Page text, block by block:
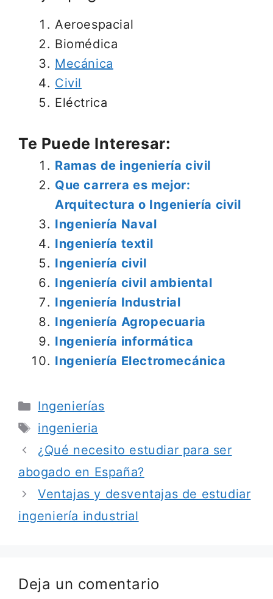
Aeroespacial
Biomédica
Mecánica
Civil
Eléctrica
Te Puede Interesar:
Ramas de ingeniería civil
Que carrera es mejor:
Arquitectura o Ingeniería civil
Ingeniería Naval
Ingeniería textil
Ingeniería civil
Ingeniería civil ambiental
Ingeniería Industrial
Ingeniería Agropecuaria
Ingeniería informática
Ingeniería Electromecánica
Categorías
Ingenierías
Etiquetas
ingenieria
¿Qué necesito estudiar para ser
abogado en España?
Ventajas y desventajas de estudiar
ingeniería industrial
Deja un comentario